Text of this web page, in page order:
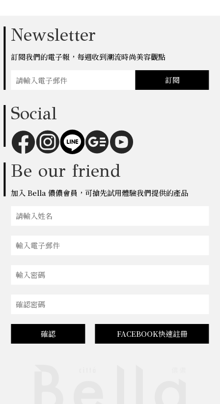
Newsletter
訂閱我們的電子報，每週收到潮流時尚美容觀點
訂閱
Social
Be our friend
加入 Bella 儂儂會員，可搶先試用體驗我們提供的產品
確認 FACEBOOK快速註冊